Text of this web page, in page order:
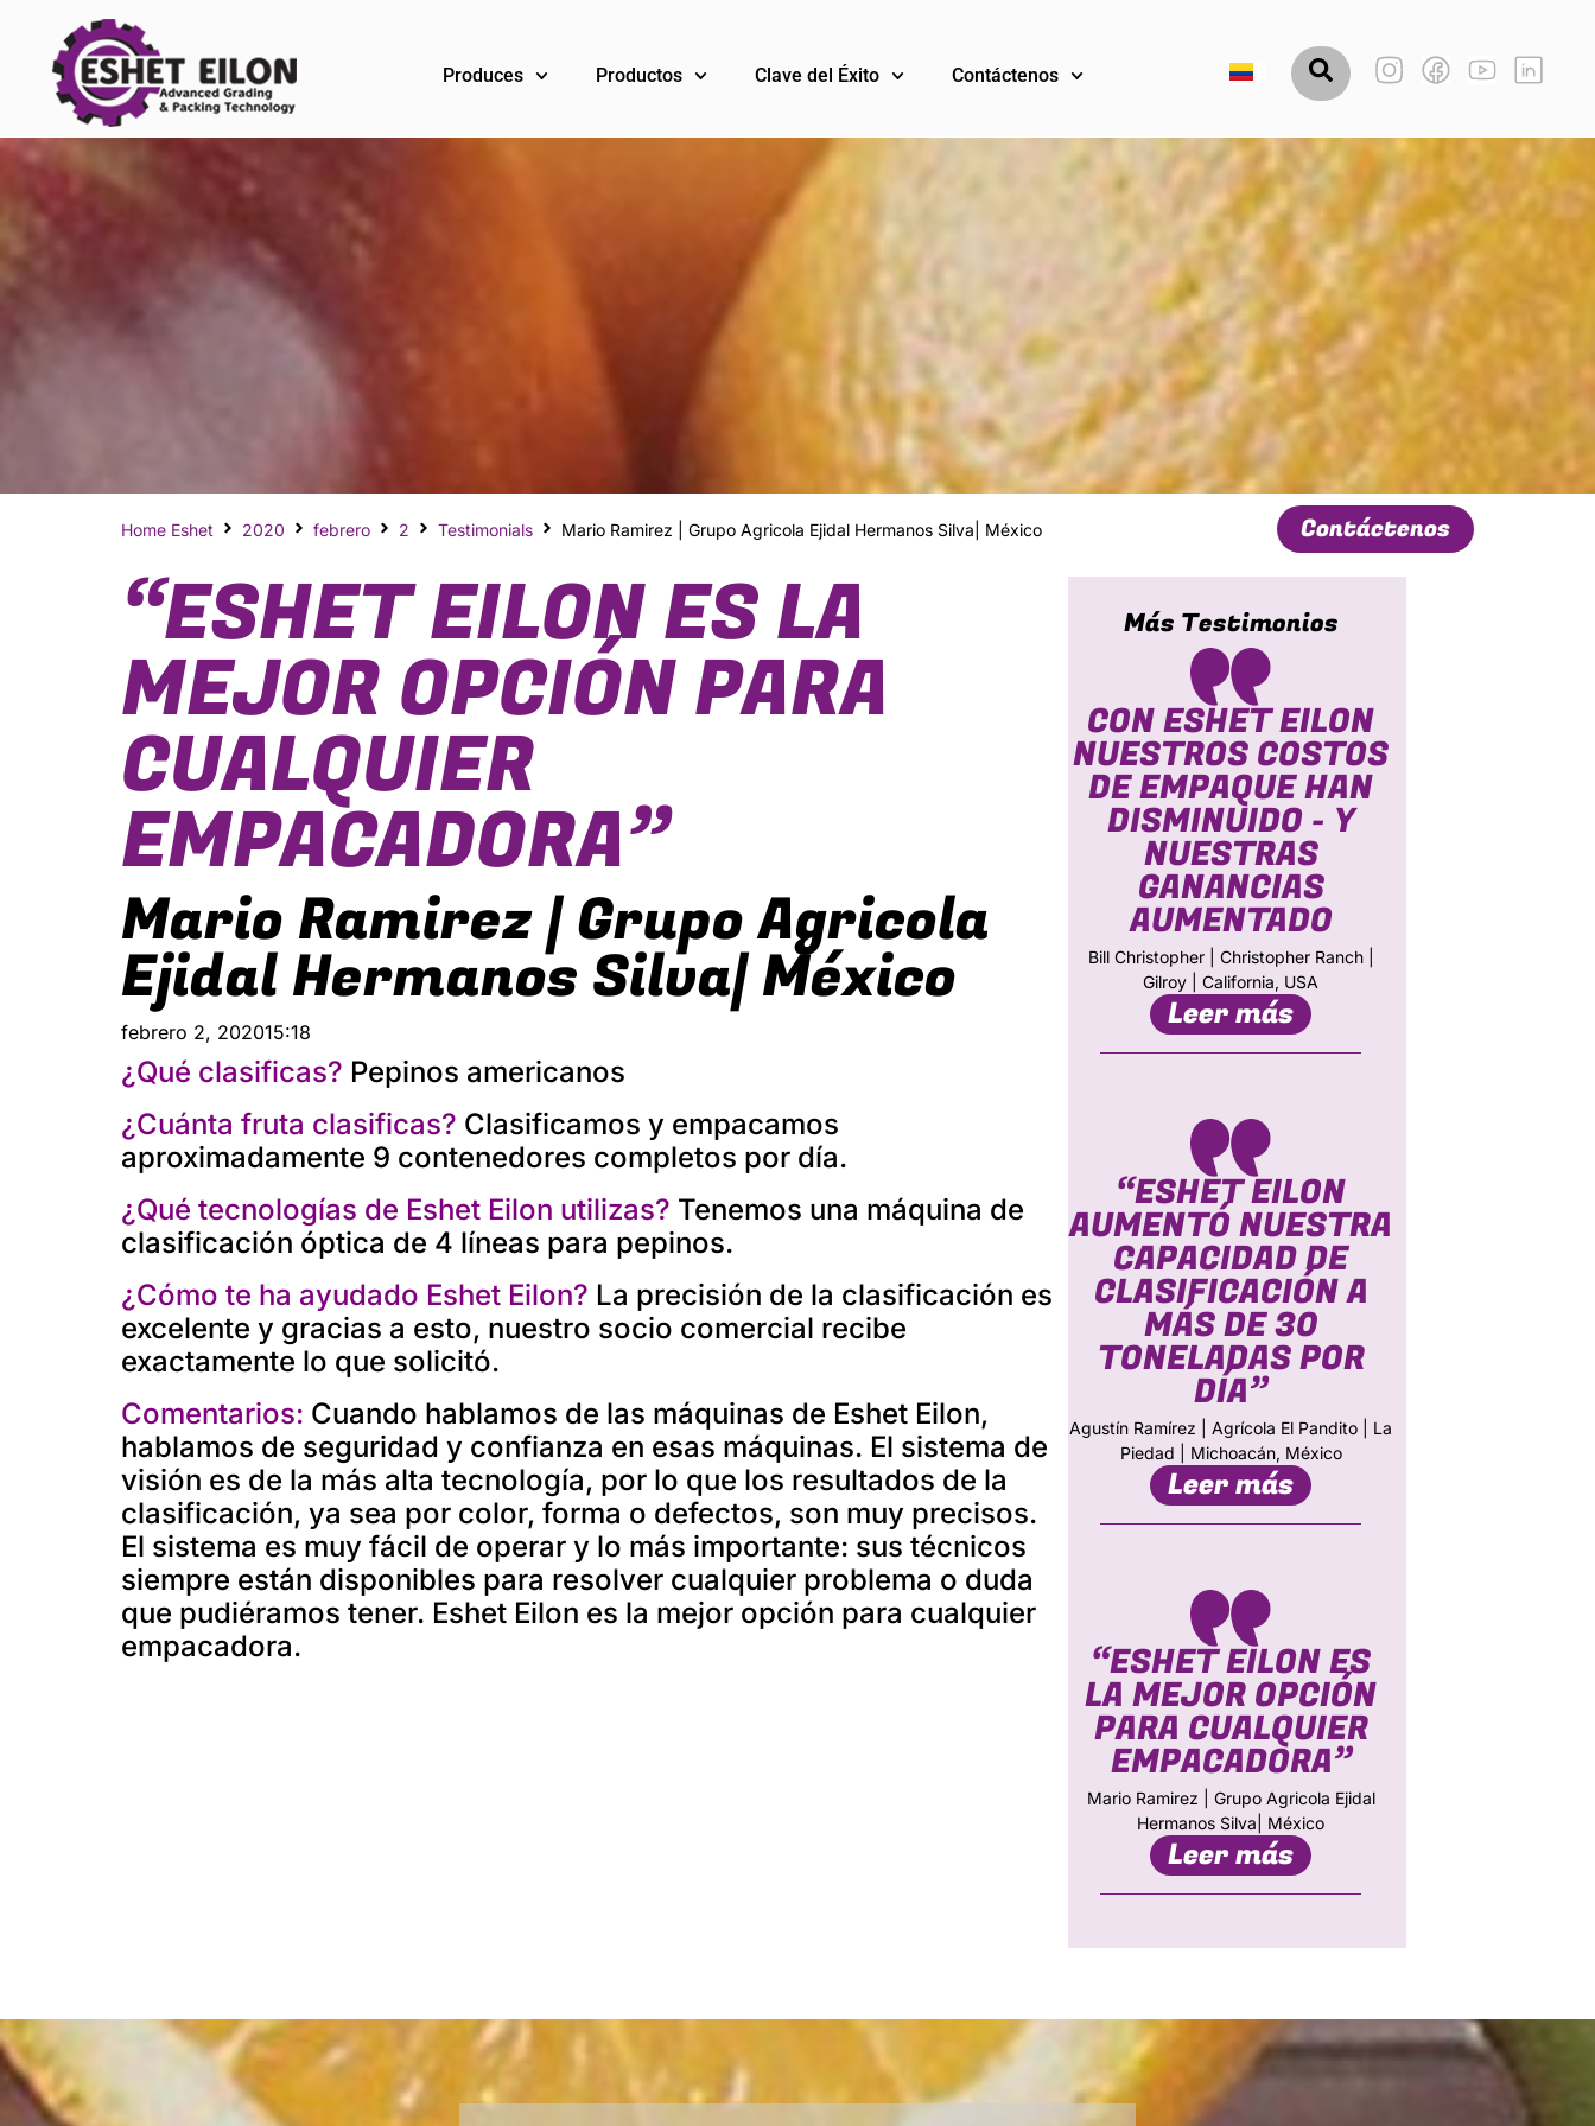
Produces Productos Clave del Éxito Contáctenos
Home Eshet 2020 febrero 2 Testimonials Mario Ramirez | Grupo Agricola Ejidal Hermanos Silva| México Contáctenos
“ESHET EILON ES LA
MEJOR OPCIÓN PARA
CUALQUIER
EMPACADORA”
Mario Ramirez | Grupo Agricola
Ejidal Hermanos Silva| México
febrero 2, 202015:18
¿Qué clasificas? Pepinos americanos
¿Cuánta fruta clasificas? Clasificamos y empacamos
aproximadamente 9 contenedores completos por día.
¿Qué tecnologías de Eshet Eilon utilizas? Tenemos una máquina de
clasificación óptica de 4 líneas para pepinos.
¿Cómo te ha ayudado Eshet Eilon? La precisión de la clasificación es
excelente y gracias a esto, nuestro socio comercial recibe
exactamente lo que solicitó.
Comentarios: Cuando hablamos de las máquinas de Eshet Eilon,
hablamos de seguridad y confianza en esas máquinas. El sistema de
visión es de la más alta tecnología, por lo que los resultados de la
clasificación, ya sea por color, forma o defectos, son muy precisos.
El sistema es muy fácil de operar y lo más importante: sus técnicos
siempre están disponibles para resolver cualquier problema o duda
que pudiéramos tener. Eshet Eilon es la mejor opción para cualquier
empacadora.
Más Testimonios
CON ESHET EILON
NUESTROS COSTOS
DE EMPAQUE HAN
DISMINUIDO - Y
NUESTRAS
GANANCIAS
AUMENTADO
Bill Christopher | Christopher Ranch |
Gilroy | California, USA
Leer más
“ESHET EILON
AUMENTÓ NUESTRA
CAPACIDAD DE
CLASIFICACIÓN A
MÁS DE 30
TONELADAS POR
DÍA”
Agustín Ramírez | Agrícola El Pandito | La
Piedad | Michoacán, México
Leer más
“ESHET EILON ES
LA MEJOR OPCIÓN
PARA CUALQUIER
EMPACADORA”
Mario Ramirez | Grupo Agricola Ejidal
Hermanos Silva| México
Leer más